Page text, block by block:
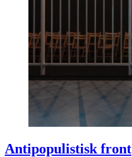
Antipopulistisk front